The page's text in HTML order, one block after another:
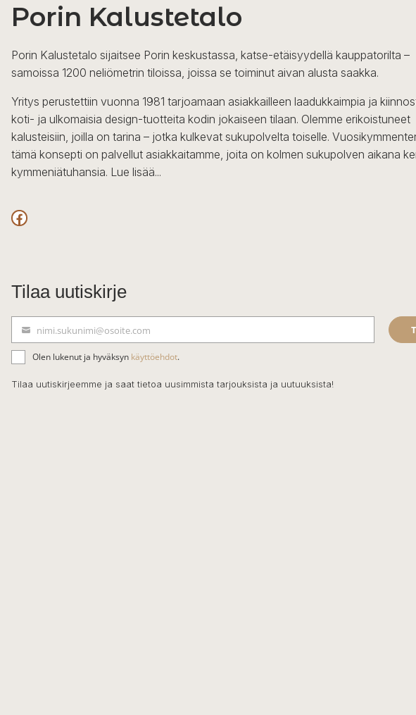
Porin Kalustetalo
Porin Kalustetalo sijaitsee Porin keskustassa, katse-etäisyydellä kauppatorilta –
samoissa 1200 neliömetrin tiloissa, joissa se toiminut aivan alusta saakka.
Yritys perustettiin vuonna 1981 tarjoamaan asiakkailleen laadukkaimpia ja
koti- ja ulkomaisia design-tuotteita kodin jokaiseen tilaan. Olemme erikoistuneet
kalusteisiin, joilla on tarina – jotka kulkevat sukupolvelta toiselle.
tämä konsepti on palvellut asiakkaitamme, joita on kolmen sukupolven aikana
kymmeniätuhansia. Lue lisää...
Facebook
Tilaa uutiskirje
ä
h
k
nimi.sukunimi@osoite.com
Olen lukenut ja hyväksyn käyttöehdot.
Tilaa uutiskirjeemme ja saat tietoa uusimmista tarjouksista ja uutuuksista!